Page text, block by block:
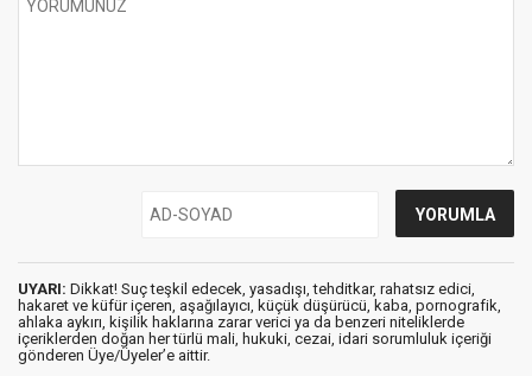
UYARI: Dikkat! Suç teşkil edecek, yasadışı, tehditkar, rahatsız edici,
hakaret ve küfür içeren, aşağılayıcı, küçük düşürücü, kaba, pornografik,
ahlaka aykırı, kişilik haklarına zarar verici ya da benzeri niteliklerde
içeriklerden doğan her türlü mali, hukuki, cezai, idari sorumluluk içeriği
gönderen Üye/Üyeler’e aittir.